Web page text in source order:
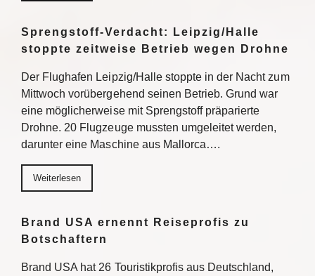
Sprengstoff-Verdacht: Leipzig/Halle
stoppte zeitweise Betrieb wegen Drohne
Der Flughafen Leipzig/Halle stoppte in der Nacht zum
Mittwoch vorübergehend seinen Betrieb. Grund war
eine möglicherweise mit Sprengstoff präparierte
Drohne. 20 Flugzeuge mussten umgeleitet werden,
darunter eine Maschine aus Mallorca….
Weiterlesen
Brand USA ernennt Reiseprofis zu
Botschaftern
Brand USA hat 26 Touristikprofis aus Deutschland,